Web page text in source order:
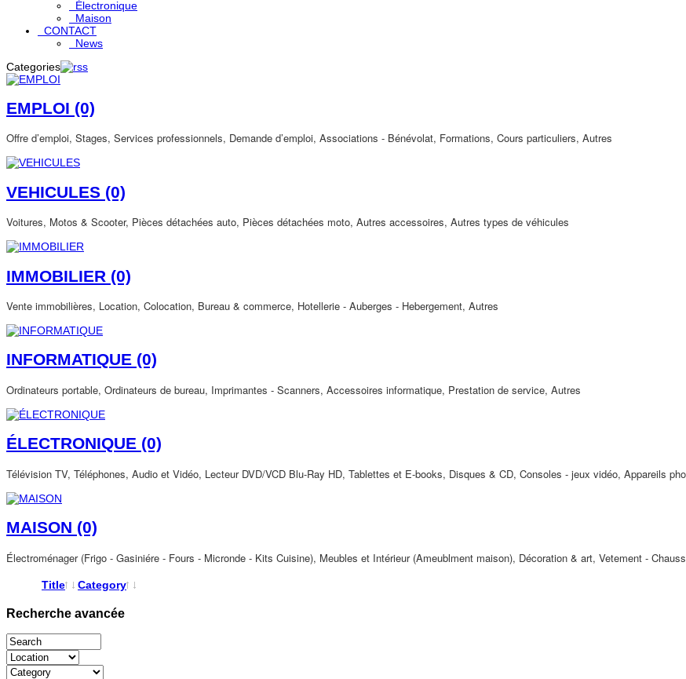
Électronique
Maison
CONTACT
News
Categories
EMPLOI (0)
Offre d’emploi, Stages, Services professionnels, Demande d’emploi, Associations - Bénévolat, Formations, Cours particuliers, Autres
VEHICULES (0)
Voitures, Motos & Scooter, Pièces détachées auto, Pièces détachées moto, Autres accessoires, Autres types de véhicules
IMMOBILIER (0)
Vente immobilières, Location, Colocation, Bureau & commerce, Hotellerie - Auberges - Hebergement, Autres
INFORMATIQUE (0)
Ordinateurs portable, Ordinateurs de bureau, Imprimantes - Scanners, Accessoires informatique, Prestation de service, Autres
ÉLECTRONIQUE (0)
Télévision TV, Téléphones, Audio et Vidéo, Lecteur DVD/VCD Blu-Ray HD, Tablettes et E-books, Disques & CD, Consoles - jeux vidéo, Appareils
MAISON (0)
Électroménager (Frigo - Gasiniére - Fours - Micronde - Kits Cuisine), Meubles et Intérieur (Ameublment maison), Décoration & art, Vetement -
Title Category
Recherche avancée